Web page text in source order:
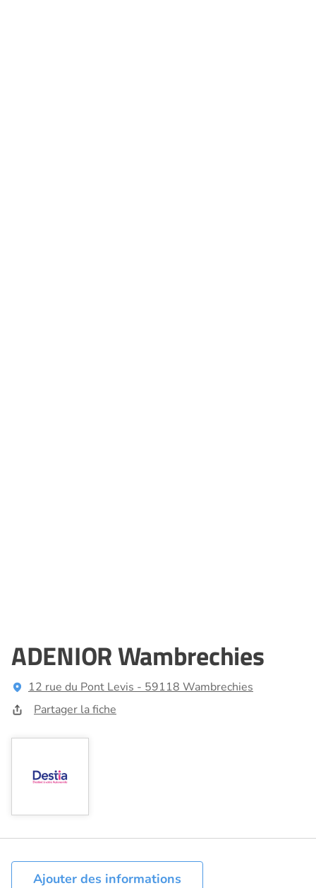
ADENIOR Wambrechies
12 rue du Pont Levis - 59118 Wambrechies
Partager la fiche
Ajouter des informations